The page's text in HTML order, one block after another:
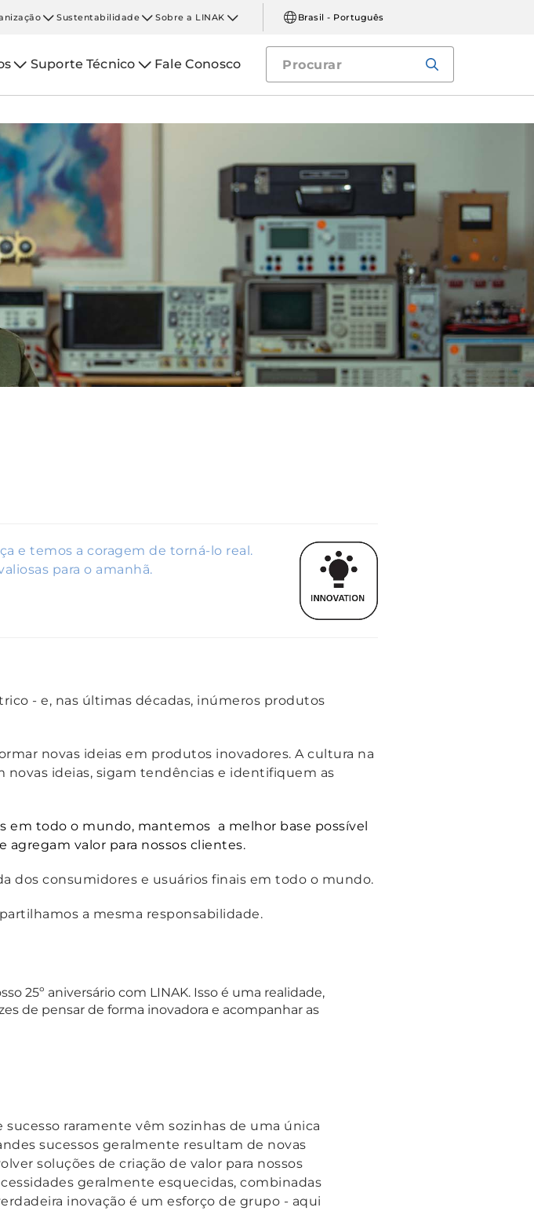
Sustentabilidade Sobre a LINAK Brasil - Português
Suporte Técnico Fale Conosco
e temos a coragem de torná-lo real.
para o amanhã.
- e, nas últimas décadas, inúmeros produtos
novas ideias em produtos inovadores. A cultura na
ideias, sigam tendências e identifiquem as
todo o mundo, mantemos a melhor base possível
agregam valor para nossos clientes.
dos consumidores e usuários finais em todo o mundo.
a mesma responsabilidade.
25º aniversário com LINAK. Isso é uma realidade,
de pensar de forma inovadora e acompanhar as
sucesso raramente vêm sozinhas de uma única
sucessos geralmente resultam de novas
soluções de criação de valor para nossos
geralmente esquecidas, combinadas
inovação é um esforço de grupo - aqui